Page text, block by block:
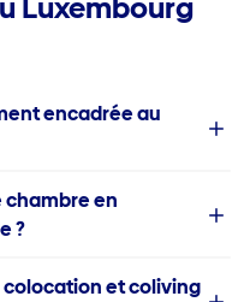
encadrée au
chambre en
?
et coliving